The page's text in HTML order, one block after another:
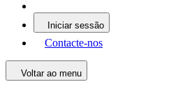
Iniciar sessão
Contacte-nos
Voltar ao menu